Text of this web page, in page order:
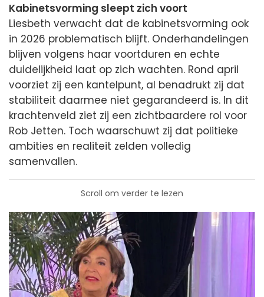
Kabinetsvorming sleept zich voort
Liesbeth verwacht dat de kabinetsvorming ook
in 2026 problematisch blijft. Onderhandelingen
blijven volgens haar voortduren en echte
duidelijkheid laat op zich wachten. Rond april
voorziet zij een kantelpunt, al benadrukt zij dat
stabiliteit daarmee niet gegarandeerd is. In dit
krachtenveld ziet zij een zichtbaardere rol voor
Rob Jetten. Toch waarschuwt zij dat politieke
ambities en realiteit zelden volledig
samenvallen.
Scroll om verder te lezen